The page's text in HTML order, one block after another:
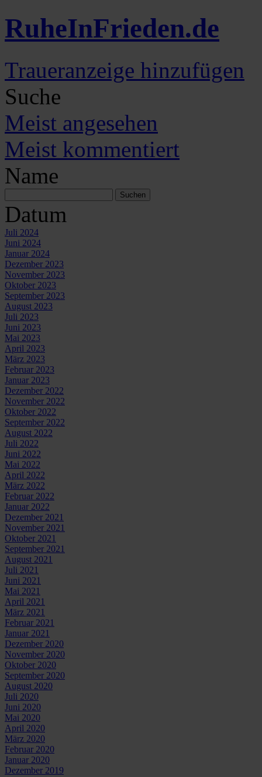
RuheInFrieden.de
Traueranzeige hinzufügen
Suche
Meist angesehen
Meist kommentiert
Name
Datum
Juli 2024
Juni 2024
Januar 2024
Dezember 2023
November 2023
Oktober 2023
September 2023
August 2023
Juli 2023
Juni 2023
Mai 2023
April 2023
März 2023
Februar 2023
Januar 2023
Dezember 2022
November 2022
Oktober 2022
September 2022
August 2022
Juli 2022
Juni 2022
Mai 2022
April 2022
März 2022
Februar 2022
Januar 2022
Dezember 2021
November 2021
Oktober 2021
September 2021
August 2021
Juli 2021
Juni 2021
Mai 2021
April 2021
März 2021
Februar 2021
Januar 2021
Dezember 2020
November 2020
Oktober 2020
September 2020
August 2020
Juli 2020
Juni 2020
Mai 2020
April 2020
März 2020
Februar 2020
Januar 2020
Dezember 2019